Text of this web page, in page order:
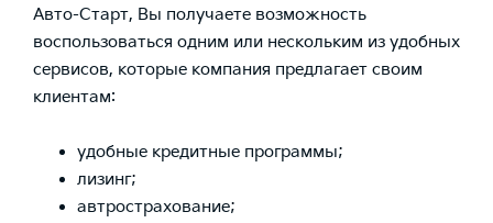
Авто-Старт, Вы получаете возможность
воспользоваться одним или нескольким из удобных
сервисов, которые компания предлагает своим
клиентам:
удобные кредитные программы;
лизинг;
автрострахование;